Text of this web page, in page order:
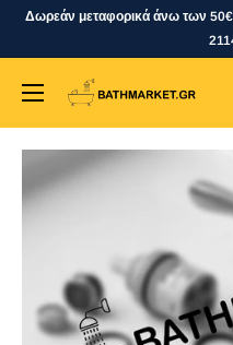
SkipΔωρεάν μεταφορικά άνω των
bathmarket.gr